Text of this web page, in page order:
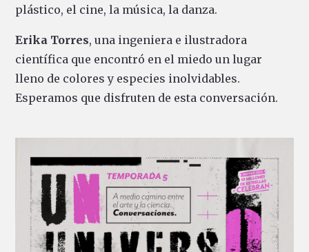
plástico, el cine, la música, la danza.
Erika Torres, una ingeniera e ilustradora
científica que encontró en el miedo un lugar
lleno de colores y especies inolvidables.
Esperamos que disfruten de esta conversación.